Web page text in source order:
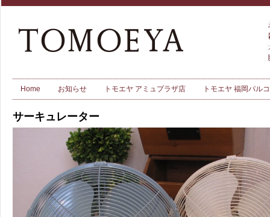
Home お知らせ トモエヤ アミュプラザ店 トモエヤ 福岡パル
サーキュレーター